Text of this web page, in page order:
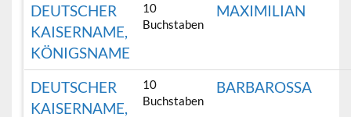
DEUTSCHER
KAISERNAME,
KÖNIGSNAME
10
Buchstaben
MAXIMILIAN
DEUTSCHER
KAISERNAME,
10
Buchstaben
BARBAROSSA